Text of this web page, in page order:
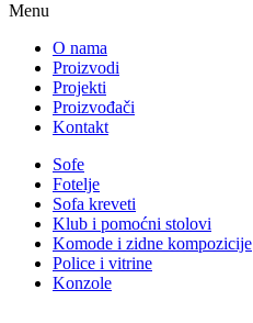
Menu
O nama
Proizvodi
Projekti
Proizvođači
Kontakt
Sofe
Fotelje
Sofa kreveti
Klub i pomoćni stolovi
Komode i zidne kompozicije
Police i vitrine
Konzole